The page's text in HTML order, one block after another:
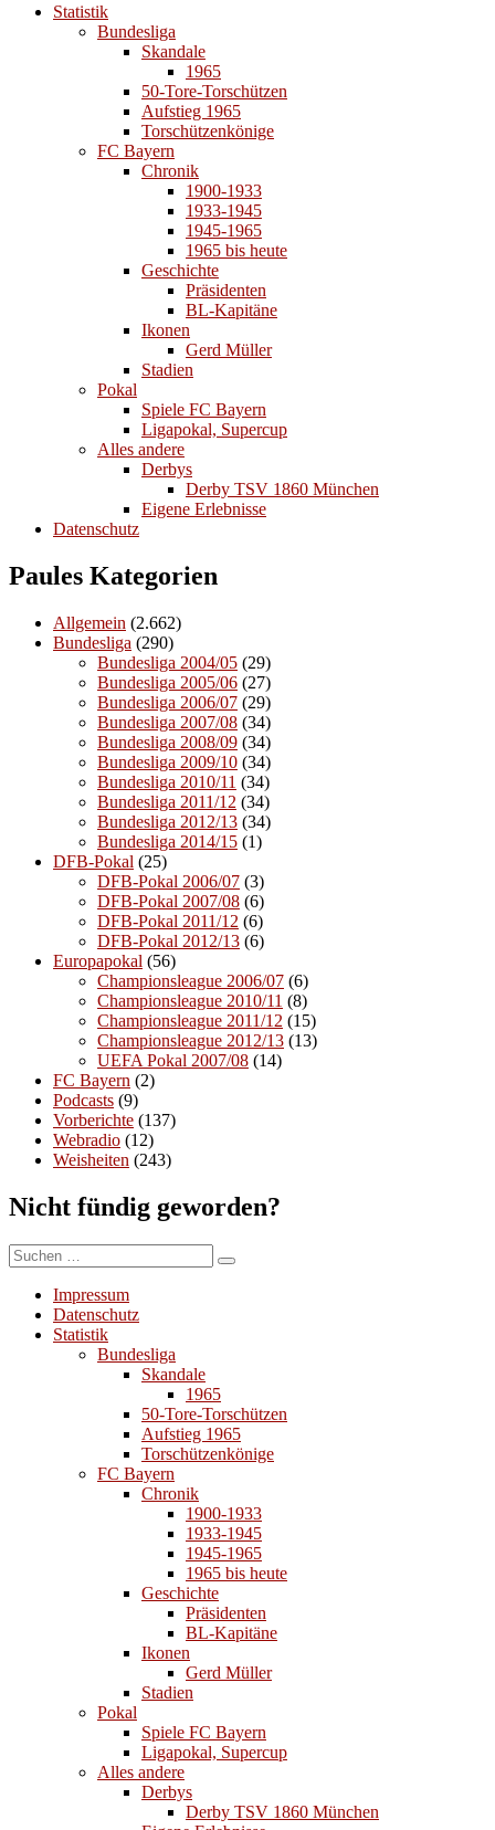
Statistik
Bundesliga
Skandale
1965
50-Tore-Torschützen
Aufstieg 1965
Torschützenkönige
FC Bayern
Chronik
1900-1933
1933-1945
1945-1965
1965 bis heute
Geschichte
Präsidenten
BL-Kapitäne
Ikonen
Gerd Müller
Stadien
Pokal
Spiele FC Bayern
Ligapokal, Supercup
Alles andere
Derbys
Derby TSV 1860 München
Eigene Erlebnisse
Datenschutz
Paules Kategorien
Allgemein (2.662)
Bundesliga (290)
Bundesliga 2004/05 (29)
Bundesliga 2005/06 (27)
Bundesliga 2006/07 (29)
Bundesliga 2007/08 (34)
Bundesliga 2008/09 (34)
Bundesliga 2009/10 (34)
Bundesliga 2010/11 (34)
Bundesliga 2011/12 (34)
Bundesliga 2012/13 (34)
Bundesliga 2014/15 (1)
DFB-Pokal (25)
DFB-Pokal 2006/07 (3)
DFB-Pokal 2007/08 (6)
DFB-Pokal 2011/12 (6)
DFB-Pokal 2012/13 (6)
Europapokal (56)
Championsleague 2006/07 (6)
Championsleague 2010/11 (8)
Championsleague 2011/12 (15)
Championsleague 2012/13 (13)
UEFA Pokal 2007/08 (14)
FC Bayern (2)
Podcasts (9)
Vorberichte (137)
Webradio (12)
Weisheiten (243)
Nicht fündig geworden?
Suchen
nach:
Suchen
Impressum
Datenschutz
Statistik
Bundesliga
Skandale
1965
50-Tore-Torschützen
Aufstieg 1965
Torschützenkönige
FC Bayern
Chronik
1900-1933
1933-1945
1945-1965
1965 bis heute
Geschichte
Präsidenten
BL-Kapitäne
Ikonen
Gerd Müller
Stadien
Pokal
Spiele FC Bayern
Ligapokal, Supercup
Alles andere
Derbys
Derby TSV 1860 München